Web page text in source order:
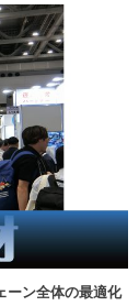
ーン全体の最適化